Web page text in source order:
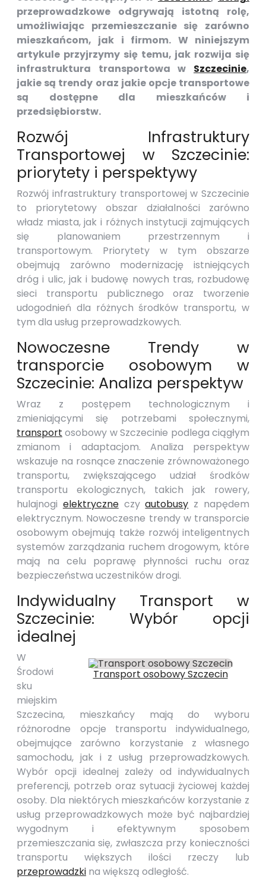
przeprowadzkowe odgrywają istotną rolę,
umożliwiając przemieszczanie się zarówno
mieszkańcom, jak i firmom. W niniejszym
artykule przyjrzymy się temu, jak rozwija się
infrastruktura transportowa w Szczecinie,
jakie są trendy oraz jakie opcje transportowe
są dostępne dla mieszkańców i
przedsiębiorstw.
Rozwój Infrastruktury
Transportowej w Szczecinie:
priorytety i perspektywy
Rozwój infrastruktury transportowej w Szczecinie
to priorytetowy obszar działalności zarówno
władz miasta, jak i różnych instytucji zajmujących
się planowaniem przestrzennym i
transportowym. Priorytety w tym obszarze
obejmują zarówno modernizację istniejących
dróg i ulic, jak i budowę nowych tras, rozbudowę
sieci transportu publicznego oraz tworzenie
udogodnień dla różnych środków transportu, w
tym dla usług przeprowadzkowych.
Nowoczesne Trendy w
transporcie osobowym w
Szczecinie: Analiza perspektyw
Wraz z postępem technologicznym i
zmieniającymi się potrzebami społecznymi,
transport osobowy w Szczecinie podlega ciągłym
zmianom i adaptacjom. Analiza perspektyw
wskazuje na rosnące znaczenie zrównoważonego
transportu, zwiększającego udział środków
transportu ekologicznych, takich jak rowery,
hulajnogi elektryczneczyautobusy z napędem
elektrycznym. Nowoczesne trendy w transporcie
osobowym obejmują także rozwój inteligentnych
systemów zarządzania ruchem drogowym, które
mają na celu poprawę płynności ruchu oraz
bezpieczeństwa uczestników drogi.
Indywidualny Transport w
Szczecinie: Wybór opcji
idealnej
Transport osobowy Szczecin
W
Środowi
sku
miejskim
Szczecina, mieszkańcy mają do wyboru
różnorodne opcje transportu indywidualnego,
obejmujące zarówno korzystanie z własnego
samochodu, jak i z usług przeprowadzkowych.
Wybór opcji idealnej zależy od indywidualnych
preferencji, potrzeb oraz sytuacji życiowej każdej
osoby. Dla niektórych mieszkańców korzystanie z
usług przeprowadzkowych może być najbardziej
wygodnym i efektywnym sposobem
przemieszczania się, zwłaszcza przy konieczności
transportu większych ilości rzeczy lub
przeprowadzki na większą odległość.